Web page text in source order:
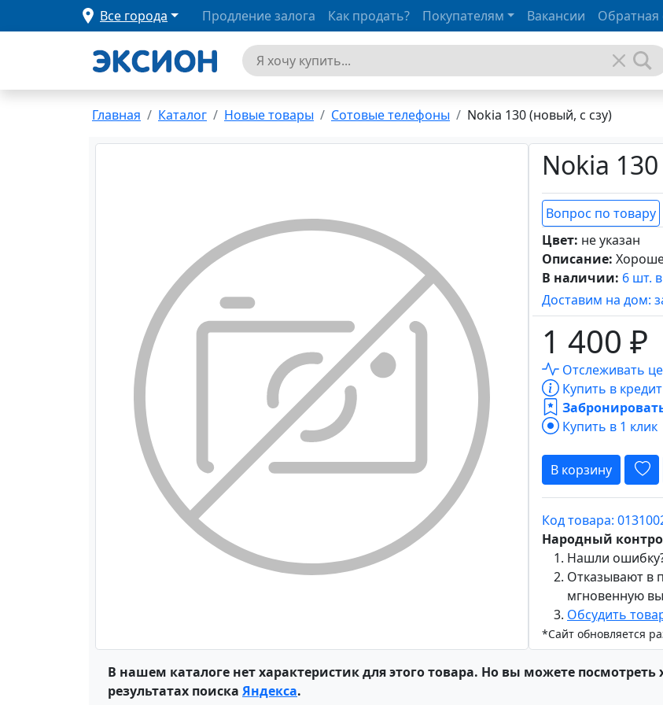
Все города Продление залога Как продать? Покупателям Вакансии Обратная
Главная Каталог Новые товары Сотовые телефоны Nokia 130 (новый, с сзу)
Nokia 130
Вопрос по товару
Цвет: не указан
Описание:
В наличии: 6 шт.
Доставим на дом:
1 400 ₽
Отслеживать
Купить в кредит
Купить в 1 клик
В корзину
Код товара:
Народный
Нашли
Отказывают в
мгновенную
Обсудить
*Сайт обновляется
В нашем каталоге нет характеристик для этого товара. Но вы можете посмотреть
результатах поиска Яндекса.